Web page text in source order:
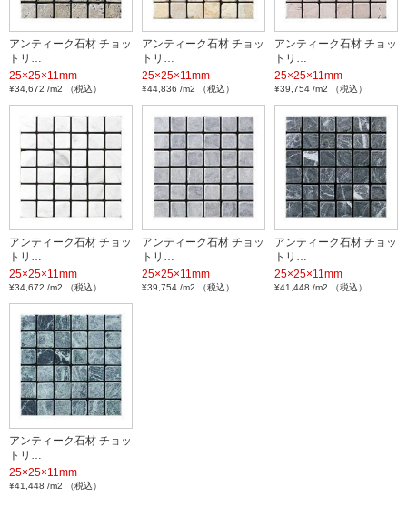
アンティーク石材 チョッ
トリ…
25×25×11mm
¥34,672 /m2 （税込）
アンティーク石材 チョッ
トリ…
25×25×11mm
¥44,836 /m2 （税込）
アンティーク石材 チョッ
トリ…
25×25×11mm
¥39,754 /m2 （税込）
アンティーク石材 チョッ
トリ…
25×25×11mm
¥34,672 /m2 （税込）
アンティーク石材 チョッ
トリ…
25×25×11mm
¥39,754 /m2 （税込）
アンティーク石材 チョッ
トリ…
25×25×11mm
¥41,448 /m2 （税込）
アンティーク石材 チョッ
トリ…
25×25×11mm
¥41,448 /m2 （税込）